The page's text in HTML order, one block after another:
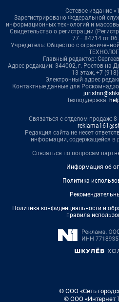
Сетевое издание
Зарегистрировано Федеральной
информационных технологий и
Свидетельство о регистрации
77– 84714 от
Учредитель: Общество с
Главный редактор:
Адрес редакции: 344002, г. Ростов-на-
13 этаж, +7
Электронный адрес
Контактные данные для
Техподдержка:
Связаться с отделом продаж: 8
Редакция сайта не несет
информации, содержащейся в
Связаться по вопросам
Информация об
Политика
Политика конфиденциальности и
правила
© ООО «Сеть
© ООО «Интернет